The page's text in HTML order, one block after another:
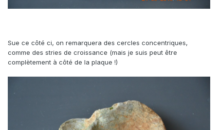
Sue ce côté ci, on remarquera des cercles concentriques,
comme des stries de croissance (mais je suis peut être
complètement à côté de la plaque !)